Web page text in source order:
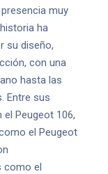
muy
ha
su diseño,
con una
hasta las
Entre sus
Peugeot 106,
el Peugeot
como el